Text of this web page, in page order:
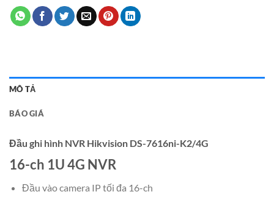
MÔ TẢ
BÁO GIÁ
Đầu ghi hình NVR Hikvision DS-7616ni-K2/4G
16-ch 1U 4G NVR
Đầu vào camera IP tối đa 16-ch